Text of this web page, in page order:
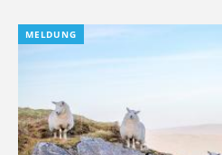
MELDUNG